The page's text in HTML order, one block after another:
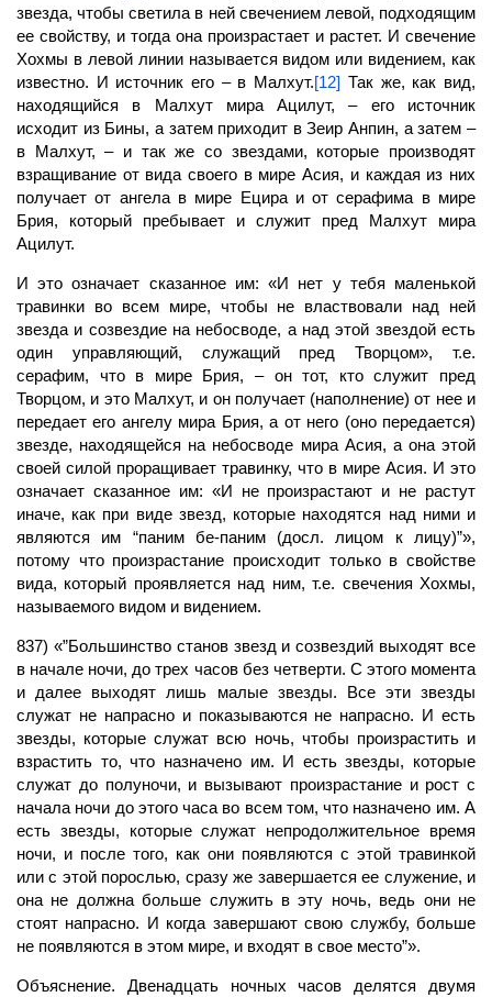
звезда, чтобы светила в ней свечением левой, подходящим
ее свойству, и тогда она произрастает и растет. И свечение
Хохмы в левой линии называется видом или видением, как
известно. И источник его – в Малхут.[12] Так же, как вид,
находящийся в Малхут мираАцилут, – его источник
исходит из Бины, а затем приходит в Зеир Анпин, а затем –
в Малхут, – и так же со звездами, которые производят
взращивание от вида своего в мире Асия, и каждая из них
получает от ангела в мире Ецира и от серафима в мире
Брия, который пребывает и служит пред Малхут мира
Ацилут.
И это означает сказанное им: «И нет у тебя маленькой
травинки во всем мире, чтобы не властвовали над ней
звезда и созвездие на небосводе, а над этой звездой есть
один управляющий, служащий пред Творцом», т.е.
серафим, что в мире Брия, – он тот, кто служит пред
Творцом, и этоМалхут, и он получает (наполнение) от нее и
передает его ангелу мира Брия, а от него (оно передается)
звезде, находящейся на небосводе мира Асия, а она этой
своей силой проращивает травинку, что в мире Асия. И это
означает сказанное им: «И не произрастают и не растут
иначе, как при виде звезд, которые находятся над ними и
являются им “паним бе-паним (досл. лицом к лицу)”»,
потому что произрастание происходит только в свойстве
вида, который проявляется над ним, т.е. свечения Хохмы,
называемого видом и видением.
837) «”Большинство станов звезд и созвездий выходят все
в начале ночи, до трех часов без четверти. С этого момента
и далее выходят лишь малые звезды. Все эти звезды
служат не напрасно и показываются не напрасно. И есть
звезды, которые служат всю ночь, чтобы произрастить и
взрастить то, что назначено им. И есть звезды, которые
служат до полуночи, и вызывают произрастание и рост с
начала ночи до этого часа во всем том, что назначено им. А
есть звезды, которые служат непродолжительное время
ночи, и после того, как они появляются с этой травинкой
или с этой порослью, сразу же завершается ее служение, и
она не должна больше служить в эту ночь, ведь они не
стоят напрасно. И когда завершают свою службу, больше
не появляются в этом мире, и входят в свое место”».
Объяснение. Двенадцать ночных часов делятся двумя